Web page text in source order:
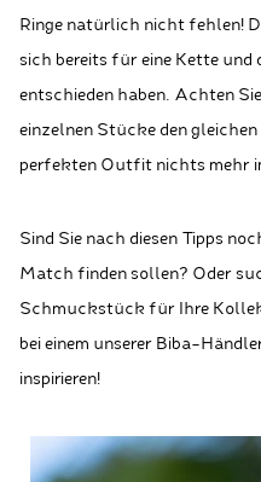
Ringe natürlich nicht fehlen!
sich bereits für eine Kette und
entschieden haben. Achten
einzelnen Stücke den
perfekten Outfit nichts mehr
Sind Sie nach diesen Tipps
Match finden sollen? Oder
Schmuckstück für Ihre
bei einem unserer Biba-
inspirieren!